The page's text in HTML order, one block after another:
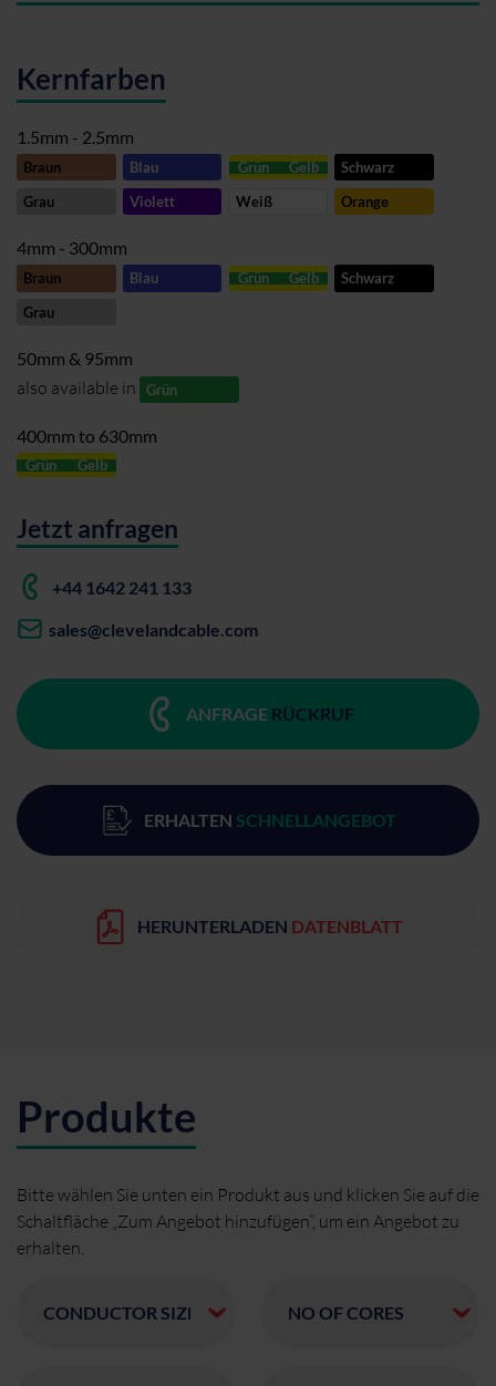
Kernfarben
1.5mm - 2.5mm
Braun Blau Grün Gelb
Schwarz
Grau
Violett Weiß Orange
4mm - 300mm
Braun Blau Grün Gelb
Schwarz
Grau
50mm & 95mm
also available in
Grün
400mm to 630mm
Grün Gelb
Jetzt anfragen
+44 1642 241 133
sales@clevelandcable.com
ANFRAGE RÜCKRUF
ERHALTEN SCHNELLANGEBOT
HERUNTERLADEN DATENBLATT
Produkte
Bitte wählen Sie unten ein Produkt aus und klicken Sie auf die
Schaltfläche „Zum Angebot hinzufügen”, um ein Angebot zu
erhalten.